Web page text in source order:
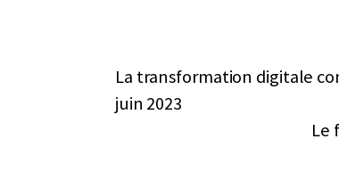
La transformation digitale
juin 2023
Le